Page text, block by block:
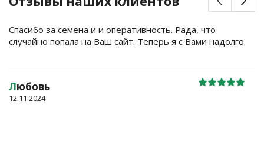
Спасибо за семена и и оперативность. Рада, что
случайно попала на Ваш сайт. Теперь я с Вами надолго.
Любовь
12.11.2024